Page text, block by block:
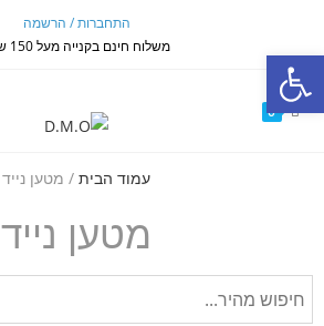
התחברות / הרשמה
משלוח חינם בקנייה מעל 150 ש"ח
0
עמוד הבית / מטען נייד
מטען נייד
פתח סרגל נגישות